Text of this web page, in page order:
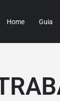
Home Guia